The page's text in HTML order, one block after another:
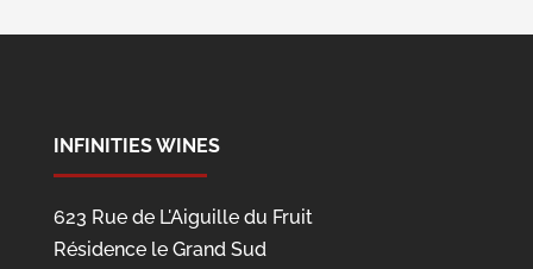
INFINITIES WINES
623 Rue de L'Aiguille du Fruit
Résidence le Grand Sud